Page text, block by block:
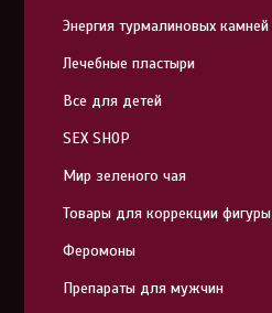
Энергия турмалиновых камней
Лечебные пластыри
Все для детей
SEX SHOP
Мир зеленого чая
Товары для коррекции фигуры
Феромоны
Препараты для мужчин